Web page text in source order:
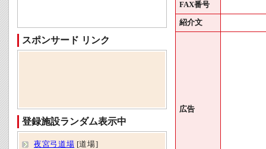
FAX番号
紹介文
広告
スポンサード リンク
登録施設ランダム表示中
夜宮弓道場 [道場]